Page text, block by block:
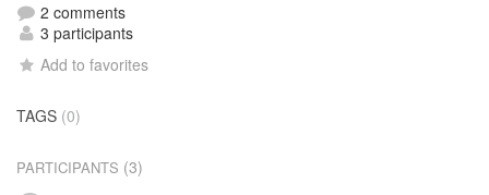
2 comments
3 participants
Add to favorites
TAGS (0)
PARTICIPANTS (3)